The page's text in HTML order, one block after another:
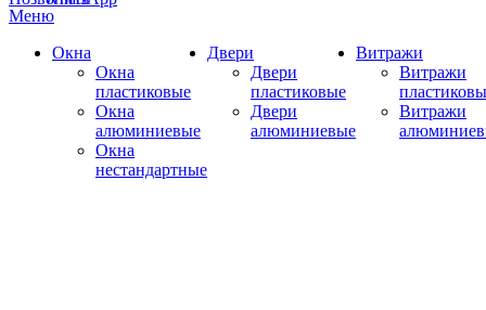
Меню
Окна
Окна
пластиковые
Окна
алюминиевые
Окна
нестандартные
Двери
Двери
пластиковые
Двери
алюминиевые
Витражи
Витражи
Витражи